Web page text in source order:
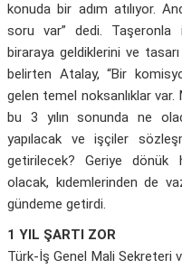
konuda bir adım atılıyor.
soru var” dedi. Taşeronla
biraraya geldiklerini ve tasarı
belirten Atalay, “Bir
gelen temel noksanlıklar var.
bu 3 yılın sonunda ne
yapılacak ve işçiler
getirilecek? Geriye dönük
olacak, kıdemlerinden de
gündeme getirdi.
1 YIL ŞARTI ZOR
Türk-İş Genel Mali Sekreteri